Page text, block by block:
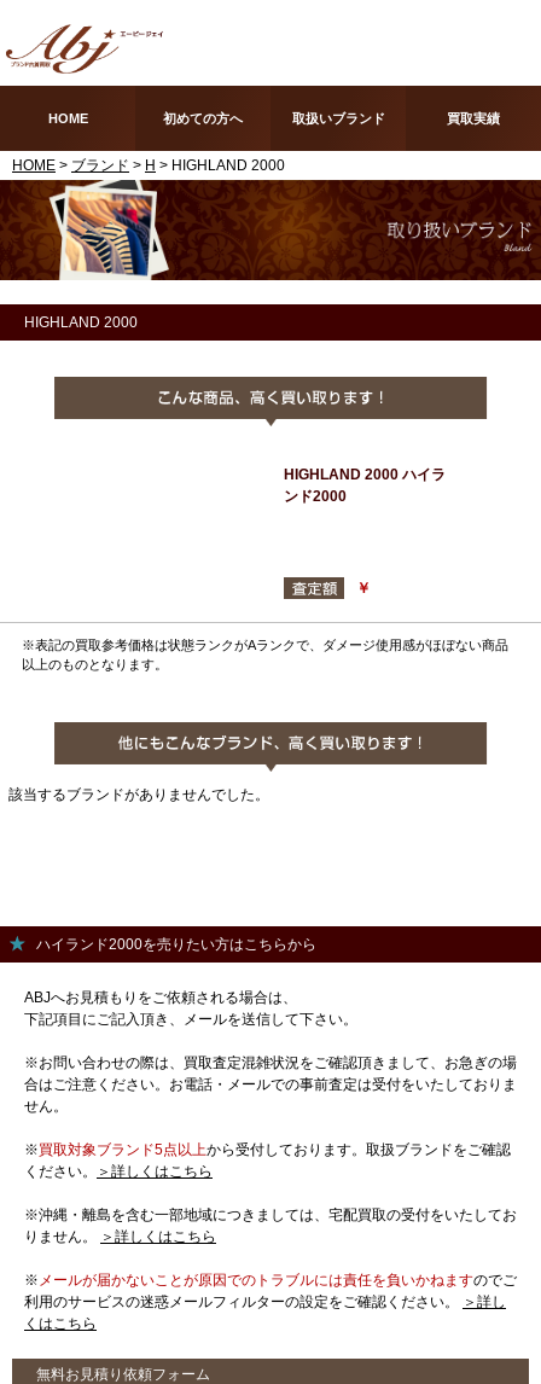
HOME 初めての方へ 取扱いブランド 買取実績
HOME > ブランド > H > HIGHLAND 2000
HIGHLAND 2000
HIGHLAND 2000 ハイラ
ンド2000
￥
※表記の買取参考価格は状態ランクがAランクで、ダメージ使用感がほぼない商品
以上のものとなります。
該当するブランドがありませんでした。
ハイランド2000を売りたい方はこちらから
ABJへお見積もりをご依頼される場合は、
下記項目にご記入頂き、メールを送信して下さい。
※お問い合わせの際は、買取査定混雑状況をご確認頂きまして、お急ぎの場
合はご注意ください。お電話・メールでの事前査定は受付をいたしておりま
せん。
※買取対象ブランド5点以上から受付しております。取扱ブランドをご確認
ください。
＞詳しくはこちら
※沖縄・離島を含む一部地域につきましては、宅配買取の受付をいたしてお
りません。
＞詳しくはこちら
※ メールが届かないことが原因でのトラブルには責任を負いかねますのでご
利用のサービスの迷惑メールフィルターの設定をご確認ください。
＞詳し
くはこちら
無料お見積り依頼フォーム